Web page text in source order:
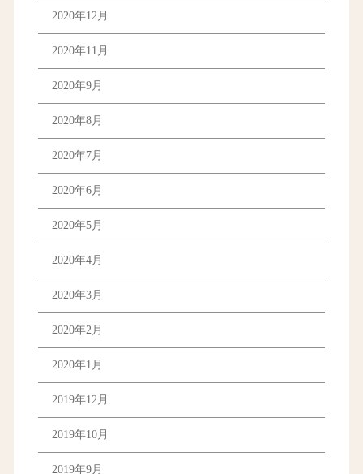
2020年12月
2020年11月
2020年9月
2020年8月
2020年7月
2020年6月
2020年5月
2020年4月
2020年3月
2020年2月
2020年1月
2019年12月
2019年10月
2019年9月